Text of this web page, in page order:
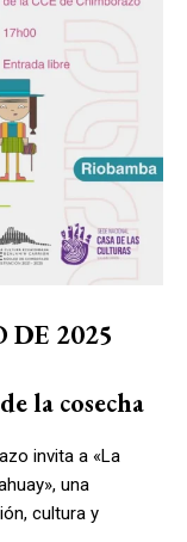
DE 2025
la cosecha
invita a «La
una
cultura y